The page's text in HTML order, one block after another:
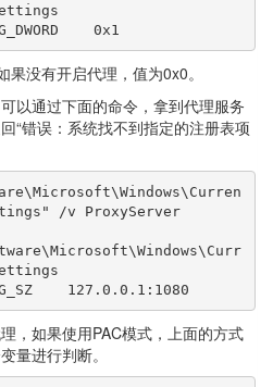
0x1
没有开启代理，值为0x0。
以通过下面的命令，拿到代理服务
“错误：系统找不到指定的注册表项
/v ProxyServer
127.0.0.1:1080
，如果使用PAC模式，上面的方式
量进行判断。